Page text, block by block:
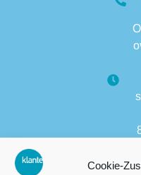
Cookie-